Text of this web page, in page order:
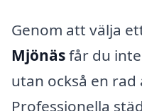
Genom att välja
Mjönäsfår du
utan också en
Professionella